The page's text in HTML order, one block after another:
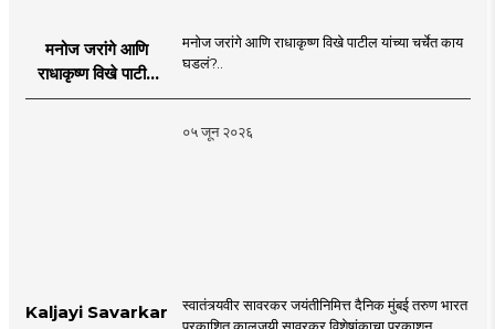
मनोज जरांगे आणि
राधाकृष्ण विखे पाटील
यांच्या चर्चेत काय घडलं?
मनोज जरांगे आणि राधाकृष्ण विखे पाटील यांच्या चर्चेत काय
घडलं?..
०५ जून २०२६
Kaljayi Savarkar
स्वातंत्र्यवीर सावरकर जयंतीनिमित्त दैनिक मुंबई तरुण भारत